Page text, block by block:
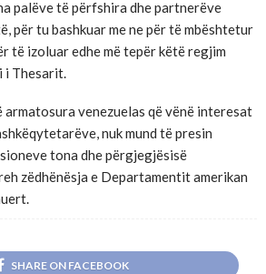
palëve të përfshira dhe partnerëve
për tu bashkuar me ne për të mbështetur
të izoluar edhe më tepër këtë regjim
i Thesarit.
venezuelas që vënë interesat
nuk mund të presin
tona dhe përgjegjësisë
zëdhënësja e Departamentit amerikan
SHARE ON FACEBOOK